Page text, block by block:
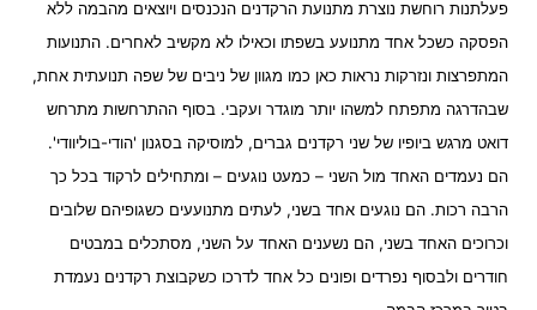
פעלתנות רוחשת נוצרת מתנועת הרקדנים הנכנסים ויוצאים מהבמה ללא
הפסקה כשכל אחד מתנועע בשפתו וכאילו לא מקשיב לאחרים. התנועות
המתפרצות ונזרקות נראות כאן כמו מגוון של ניבים של שפה תנועתית אחת,
שבהדרגה מתפתח למשהו יותר מוגדר ועקבי. בסוף ההתרחשות מתרחש
דואט מרגש ביופיו של שני רקדנים גברים, למוסיקה בסגנון 'הודי-בוליוודי'.
הם נעמדים האחד מול השני – כמעט נוגעים – ומתחילים לרקוד בכל כך
הרבה רכות. הם נוגעים אחד בשני, לעתים מתנועעים כשגופיהם שלובים
וכרוכים האחד בשני, הם נשענים האחד על השני, מסתכלים במבטים
חודרים ולבסוף נפרדים ופונים כל אחד לדרכו כשקבוצת רקדנים נעמדת